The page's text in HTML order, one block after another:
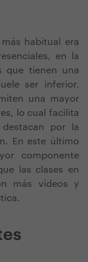
habitual era
en la
que tienen una
ser inferior.
una mayor
lo cual facilita
por la
En este último
componente
las clases en
más vídeos y